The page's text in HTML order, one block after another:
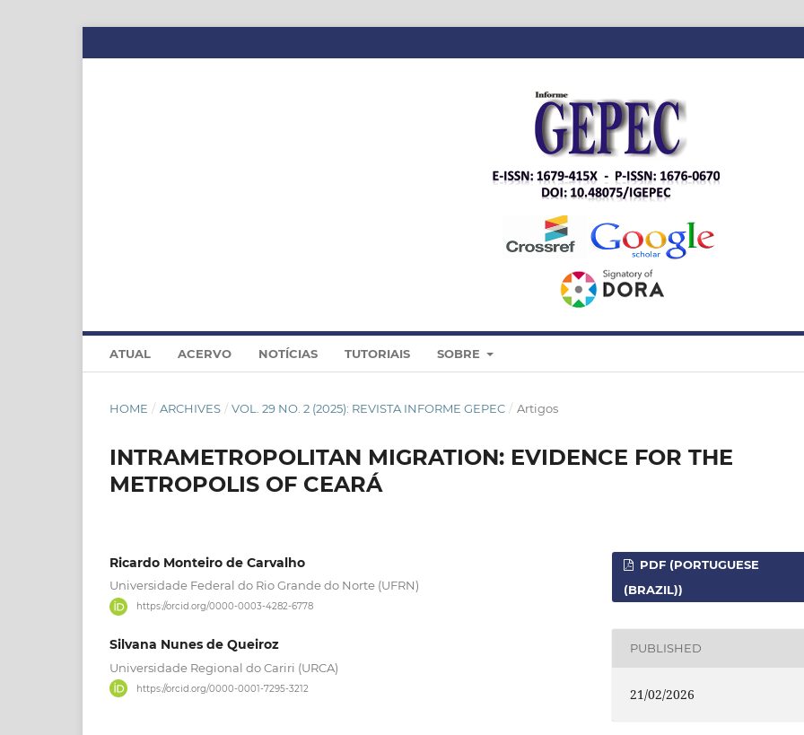
ATUAL ACERVO NOTÍCIAS TUTORIAIS SOBRE
HOME / ARCHIVES / VOL. 29 NO. 2 (2025): REVISTA INFORME GEPEC / Artigos
INTRAMETROPOLITAN MIGRATION: EVIDENCE FOR THE
METROPOLIS OF CEARÁ
Ricardo Monteiro de Carvalho
Universidade Federal do Rio Grande do Norte (UFRN)
https://orcid.org/0000-0003-4282-6778
Silvana Nunes de Queiroz
Universidade Regional do Cariri (URCA)
https://orcid.org/0000-0001-7295-3212
PDF (PORTUGUESE
(BRAZIL))
PUBLISHED
21/02/2026